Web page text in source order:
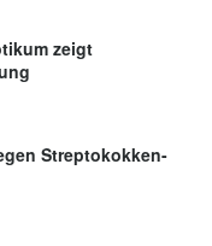
zeigt
Streptokokken-